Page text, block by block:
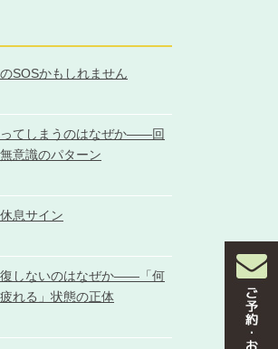
SOSかもしれません
ってしまうのはなぜか――回
意識のパターン
息サイン
しないのはなぜか――「何
れる」状態の正体